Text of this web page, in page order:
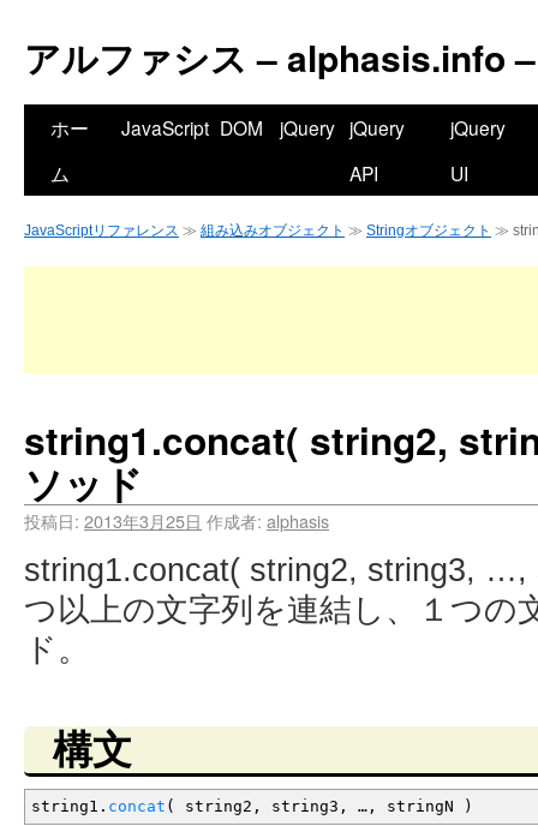
アルファシス – alphasis.info –
ホー
ム
JavaScript DOM jQuery jQuery
API
jQuery
UI
JavaScriptリファレンス ≫ 組み込みオブジェクト ≫ Stringオブジェクト ≫
string1.concat( string2,
ソッド
投稿日: 2013年3月25日 作成者: alphasis
string1.concat( string2, string3,
つ以上の文字列を連結し、１つの
ド。
構文
string1. concat ( string2 , string3 , … , stringN )